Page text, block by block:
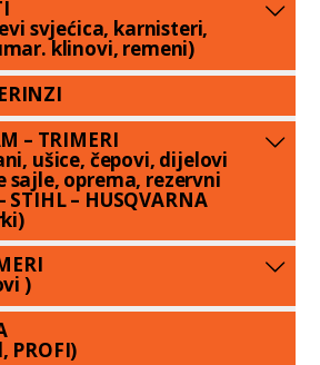
svjećica, karnisteri,
klinovi, remeni)
– TRIMERI
ušice, čepovi, dijelovi
sajle, oprema, rezervni
– HUSQVARNA
)
PROFI)